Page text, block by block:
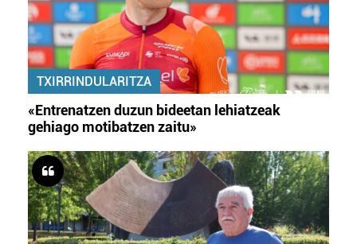
TXIRRINDULARITZA
«Entrenatzen duzun bideetan lehiatzeak
gehiago motibatzen zaitu»